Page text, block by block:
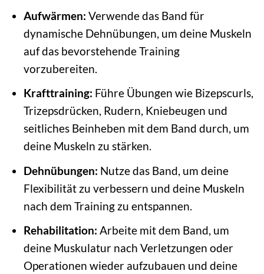
Aufwärmen: Verwende das Band für
dynamische Dehnübungen, um deine Muskeln
auf das bevorstehende Training
vorzubereiten.
Krafttraining: Führe Übungen wie Bizepscurls,
Trizepsdrücken, Rudern, Kniebeugen und
seitliches Beinheben mit dem Band durch, um
deine Muskeln zu stärken.
Dehnübungen: Nutze das Band, um deine
Flexibilität zu verbessern und deine Muskeln
nach dem Training zu entspannen.
Rehabilitation: Arbeite mit dem Band, um
deine Muskulatur nach Verletzungen oder
Operationen wieder aufzubauen und deine